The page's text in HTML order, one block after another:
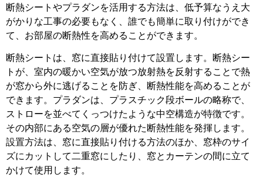
断熱シートやプラダンを活用する方法は、低予算なうえ大
がかりな工事の必要もなく、誰でも簡単に取り付けができ
て、お部屋の断熱性を高めることができます。
断熱シートは、窓に直接貼り付けて設置します。断熱シー
トが、室内の暖かい空気が放つ放射熱を反射することで熱
が窓から外に逃げることを防ぎ、断熱性能を高めることが
できます。プラダンは、プラスチック段ボールの略称で、
ストローを並べてくっつけたような中空構造が特徴です。
その内部にある空気の層が優れた断熱性能を発揮します。
設置方法は、窓に直接貼り付ける方法のほか、窓枠のサイ
ズにカットして二重窓にしたり、窓とカーテンの間に立て
かけて使用します。